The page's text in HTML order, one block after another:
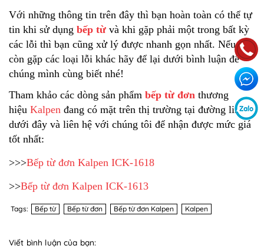
Với những thông tin trên đây thì bạn hoàn toàn có thể tự
tin khi sử dụng bếp từ và khi gặp phải một trong bất kỳ
các lỗi thì bạn cũng xử lý được nhanh gọn nhất. Nếu bạn
còn gặp các loại lỗi khác hãy để lại dưới bình luận để
chúng mình cùng biết nhé!
Tham khảo các dòng sản phẩm bếp từ đơn thương
hiệu Kalpen đang có mặt trên thị trường tại đường link
dưới đây và liên hệ với chúng tôi để nhận được mức giá
tốt nhất:
>>>Bếp từ đơn Kalpen ICK-1618
>>Bếp từ đơn Kalpen ICK-1613
Tags: Bếp từ Bếp từ đơn Bếp từ đơn Kalpen Kalpen
Viết bình luận của bạn: